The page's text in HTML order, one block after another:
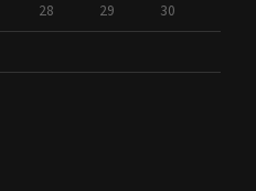
28 29 30